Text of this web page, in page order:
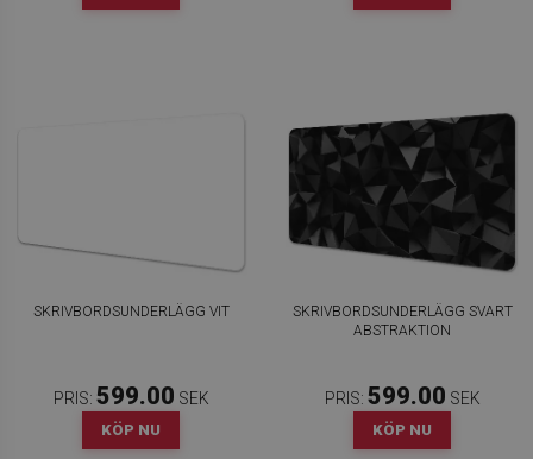
SKRIVBORDSUNDERLÄGG VIT
PRIS: 599.00 SEK
KÖP NU
SKRIVBORDSUNDERLÄGG SVART
ABSTRAKTION
PRIS: 599.00 SEK
KÖP NU